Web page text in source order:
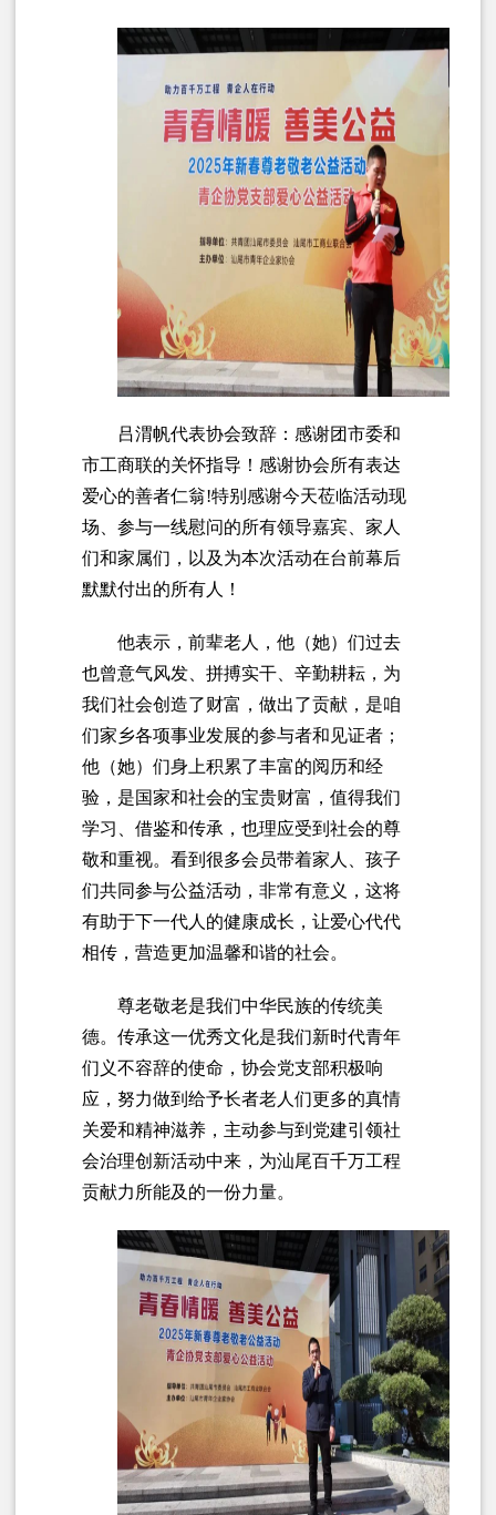
吕渭帆代表协会致辞：感谢团市委和
市工商联的关怀指导！感谢协会所有表达
爱心的善者仁翁!特别感谢今天莅临活动现
场、参与一线慰问的所有领导嘉宾、家人
们和家属们，以及为本次活动在台前幕后
默默付出的所有人！
他表示，前辈老人，他（她）们过去
也曾意气风发、拼搏实干、辛勤耕耘，为
我们社会创造了财富，做出了贡献，是咱
们家乡各项事业发展的参与者和见证者；
他（她）们身上积累了丰富的阅历和经
验，是国家和社会的宝贵财富，值得我们
学习、借鉴和传承，也理应受到社会的尊
敬和重视。看到很多会员带着家人、孩子
们共同参与公益活动，非常有意义，这将
有助于下一代人的健康成长，让爱心代代
相传，营造更加温馨和谐的社会。
尊老敬老是我们中华民族的传统美
德。传承这一优秀文化是我们新时代青年
们义不容辞的使命，协会党支部积极响
应，努力做到给予长者老人们更多的真情
关爱和精神滋养，主动参与到党建引领社
会治理创新活动中来，为汕尾百千万工程
贡献力所能及的一份力量。